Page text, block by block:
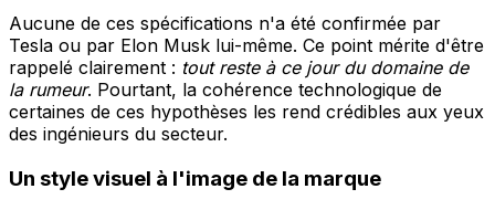
Aucune de ces spécifications n'a été confirmée par
Tesla ou par Elon Musk lui-même. Ce point mérite d'être
rappelé clairement : tout reste à ce jour du domaine de
la rumeur. Pourtant, la cohérence technologique de
certaines de ces hypothèses les rend crédibles aux yeux
des ingénieurs du secteur.
Un style visuel à l'image de la marque